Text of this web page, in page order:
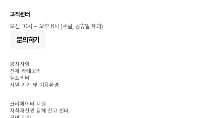
고객센터
오전 10시 ~ 오후 6시 (주말, 공휴일 제외)
문의하기
공지사항
전체 카테고리
헬프센터
지원 기기 및 이용환경
크리에이터 지원
지식재산권 침해 신고 센터